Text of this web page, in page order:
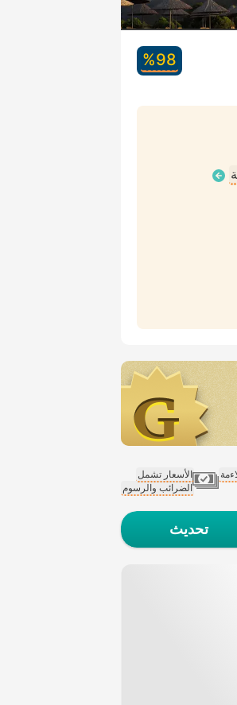
98‏%
الأسعار تشمل
الضرائب والرسوم
تحديث